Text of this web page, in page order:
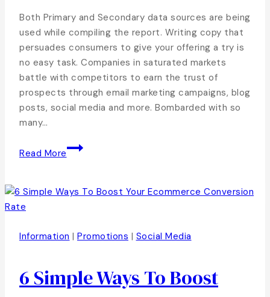
Both Primary and Secondary data sources are being
used while compiling the report. Writing copy that
persuades consumers to give your offering a try is
no easy task. Companies in saturated markets
battle with competitors to earn the trust of
prospects through email marketing campaigns, blog
posts, social media and more. Bombarded with so
many…
Read More
Information | Promotions | Social Media
6 Simple Ways To Boost